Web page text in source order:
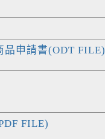
品申請書(ODT FILE)
FILE)